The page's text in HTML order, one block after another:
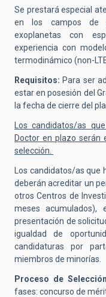
Se prestará especial
en los campos de
exoplanetas con
experiencia con
termodinámico (non-
Requisitos: Para ser
estar en posesión del
la fecha de cierre del
Los candidatos/as
Doctor en plazo serán
selección.
Los candidatos/as que
deberán acreditar un
otros Centros de
meses
presentación de
igualdad de
candidaturas por
miembros de minorías.
Proceso de
fases: concurso de